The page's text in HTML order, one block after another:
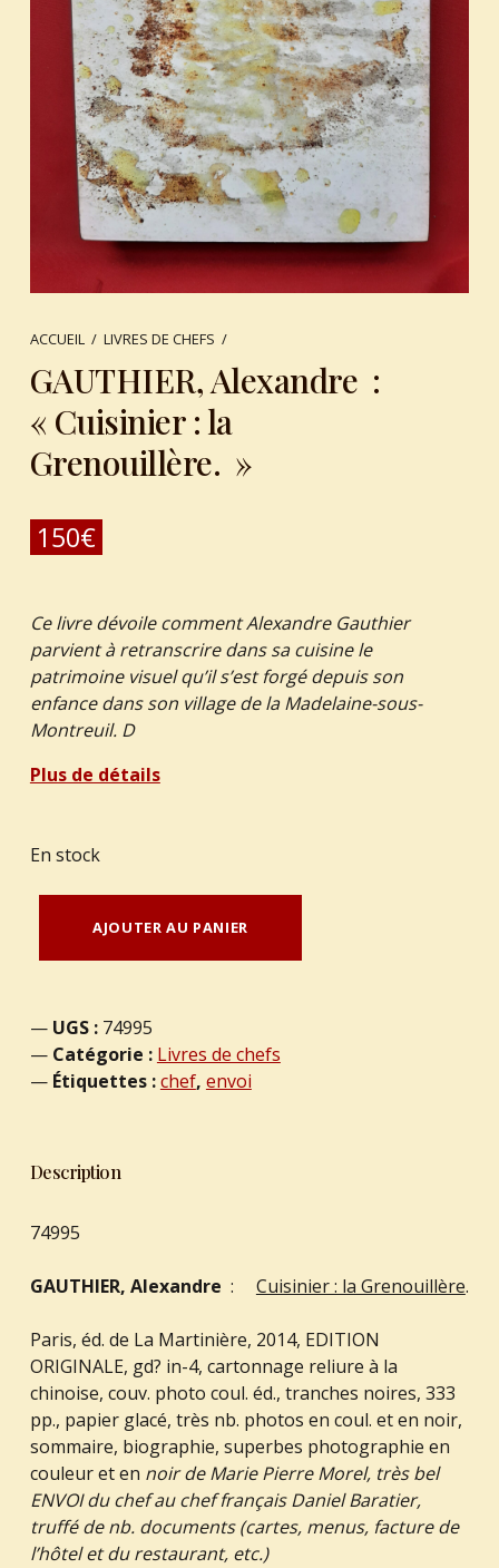
ACCUEIL / LIVRES DE CHEFS /
GAUTHIER, Alexandre :
« Cuisinier : la
Grenouillère. »
150€
Ce livre dévoile comment Alexandre Gauthier
parvient à retranscrire dans sa cuisine le
patrimoine visuel qu’il s’est forgé depuis son
enfance dans son village de la Madelaine-sous-
Montreuil. D
Plus de détails
En stock
quantité de GAUTHIER, Alexandre : "Cuisinier : la Grenouillère. "
AJOUTER AU PANIER
UGS : 74995
Catégorie : Livres de chefs
Étiquettes :chef, envoi
Description
74995
GAUTHIER, Alexandre : Cuisinier : la Grenouillère.
Paris, éd. de La Martinière, 2014, EDITION
ORIGINALE, gd? in-4, cartonnage reliure à la
chinoise, couv. photo coul. éd., tranches noires, 333
pp., papier glacé, très nb. photos en coul. et en noir,
sommaire, biographie, superbes photographie en
couleur et en noir de Marie Pierre Morel, très bel
ENVOI du chef au chef français Daniel Baratier,
truffé de nb. documents (cartes, menus, facture de
l’hôtel et du restaurant, etc.)